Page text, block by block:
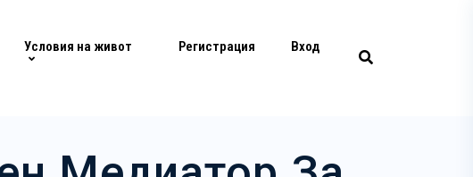
Условия на живот Регистрация Вход